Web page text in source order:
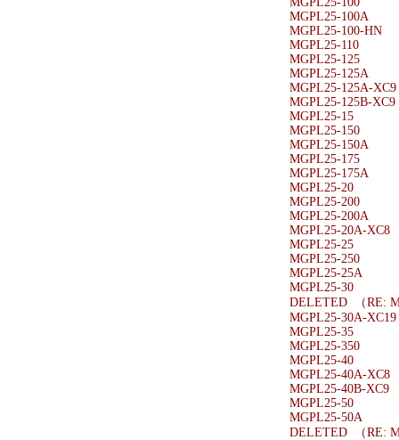
MGPL25-100A
MGPL25-100-HN
MGPL25-110
MGPL25-125
MGPL25-125A
MGPL25-125A-XC9
MGPL25-125B-XC9
MGPL25-15
MGPL25-150
MGPL25-150A
MGPL25-175
MGPL25-175A
MGPL25-20
MGPL25-200
MGPL25-200A
MGPL25-20A-XC8
MGPL25-25
MGPL25-250
MGPL25-25A
MGPL25-30
DELETED （RE:
MGPL25-30A-XC19
MGPL25-35
MGPL25-350
MGPL25-40
MGPL25-40A-XC8
MGPL25-40B-XC9
MGPL25-50
MGPL25-50A
DELETED （RE: